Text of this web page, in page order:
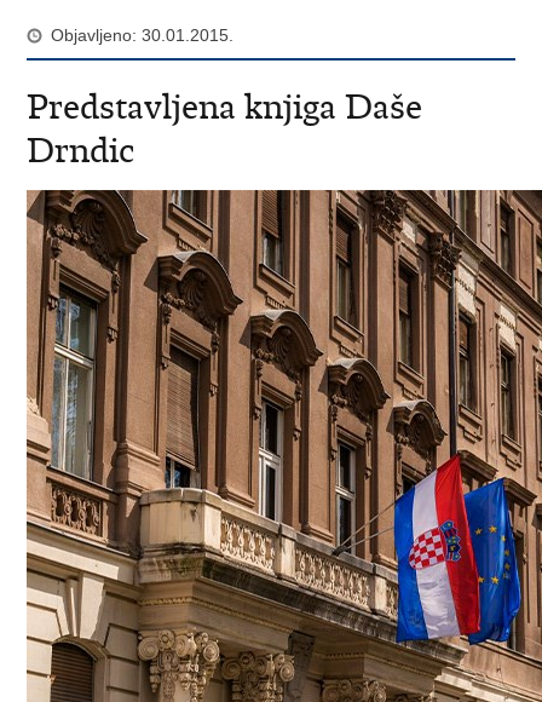
Objavljeno: 30.01.2015.
Predstavljena knjiga Daše
Drndic